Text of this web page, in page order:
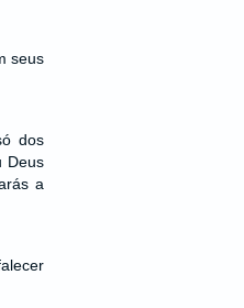
seus
dos
Deus
a